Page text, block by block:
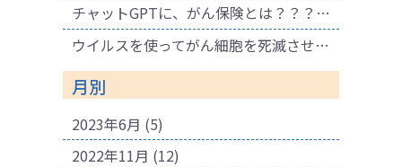
チャットGPTに、がん保険とは？？？と聞いてみました。
ウイルスを使ってがん細胞を死滅させる療法
月別
2023年6月 (5)
2022年11月 (12)